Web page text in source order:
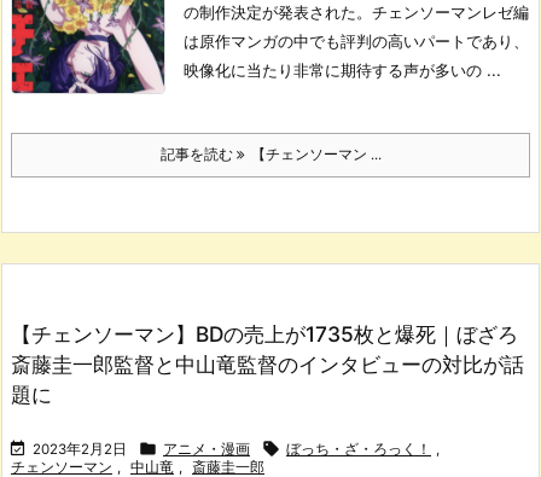
の制作決定が発表された。 チェンソーマンレゼ編
は原作マンガの中でも評判の高いパートであり、
映像化に当たり非常に期待する声が多いの ...
記事を読む 【チェンソーマン ...
【チェンソーマン】BDの売上が1735枚と爆死｜ぼざろ
斎藤圭一郎監督と中山竜監督のインタビューの対比が話
題に
 2023年2月2日  アニメ・漫画  ぼっち・ざ・ろっく！
,
チェンソーマン , 中山竜 , 斎藤圭一郎